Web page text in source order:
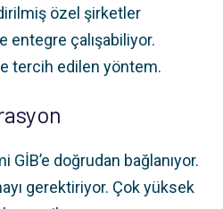
özel şirketler
entegre çalışabiliyor.
tercih edilen yöntem.
doğrudan bağlanıyor.
gerektiriyor. Çok yüksek